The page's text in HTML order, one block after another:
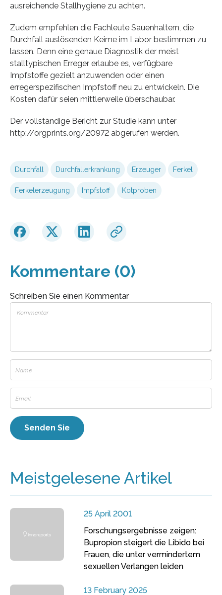
ausreichende Stallhygiene zu achten.
Zudem empfehlen die Fachleute Sauenhaltern, die
Durchfall auslösenden Keime im Labor bestimmen zu
lassen. Denn eine genaue Diagnostik der meist
stalltypischen Erreger erlaube es, verfügbare
Impfstoffe gezielt anzuwenden oder einen
erregerspezifischen Impfstoff neu zu entwickeln. Die
Kosten dafür seien mittlerweile überschaubar.
Der vollständige Bericht zur Studie kann unter
http://orgprints.org/20972 abgerufen werden.
Durchfall Durchfallerkrankung Erzeuger Ferkel
Ferkelerzeugung Impfstoff Kotproben
Kommentare (0)
Schreiben Sie einen Kommentar
Meistgelesene Artikel
25 April 2001
Forschungsergebnisse zeigen:
Bupropion steigert die Libido bei
Frauen, die unter vermindertem
sexuellen Verlangen leiden
13 February 2025